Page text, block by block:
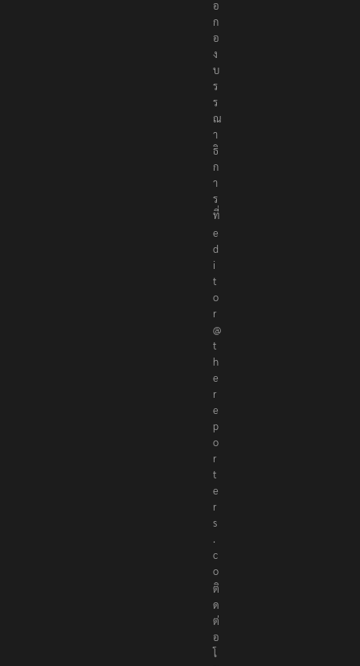
อ
ก
อ
ง
บ
ร
ร
ณ
า
ธิ
ก
า
ร
ที่
e
d
i
t
o
r
@
t
h
e
r
e
p
o
r
t
e
r
s
.
c
o
ติ
ด
ต่
อ
โ